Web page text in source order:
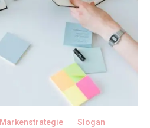
Markenstrategie Slogan